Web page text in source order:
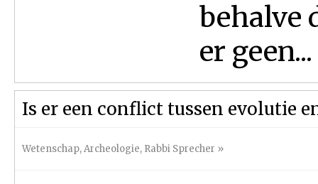
behalve
er geen...
Is er een conflict tussen evolutie
Wetenschap,Archeologie, Rabbi Sprecher »